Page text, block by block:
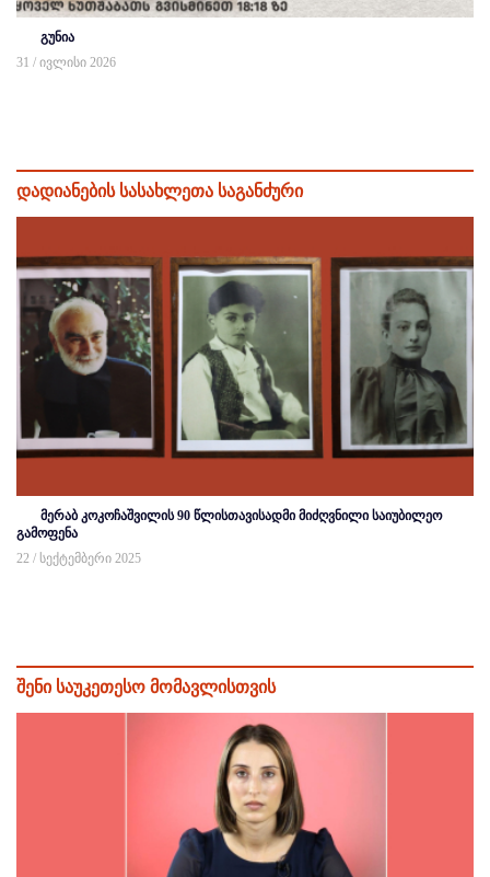
გუნია
31 / ივლისი 2026
დადიანების სასახლეთა საგანძური
მერაბ კოკოჩაშვილის 90 წლისთავისადმი მიძღვნილი საიუბილეო
გამოფენა
22 / სექტემბერი 2025
შენი საუკეთესო მომავლისთვის